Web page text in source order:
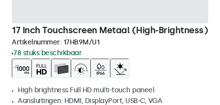
17 Inch Touchscreen Metaal (High-Brightness)
Artikelnummer: 17HB9M/U1
78 stuks beschikbaar
High brightness Full HD multi-touch paneel
Aansluitingen: HDMI, DisplayPort, USB-C, VGA